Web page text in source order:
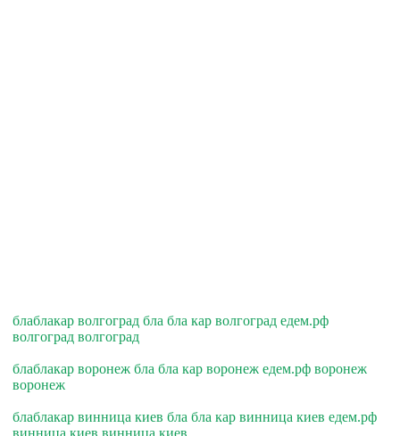
блаблакар волгоград бла бла кар волгоград едем.рф
волгоград волгоград
блаблакар воронеж бла бла кар воронеж едем.рф воронеж
воронеж
блаблакар винница киев бла бла кар винница киев едем.рф
винница киев винница киев